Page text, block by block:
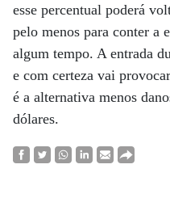
esse percentual poderá
pelo menos para conter a
algum tempo. A entrada
e com certeza vai
é a alternativa menos
dólares.